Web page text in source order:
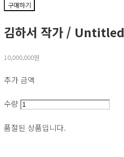
구매하기
김하서 작가 / Untitled
10,000,000원
추가 금액
수량
품절된 상품입니다.